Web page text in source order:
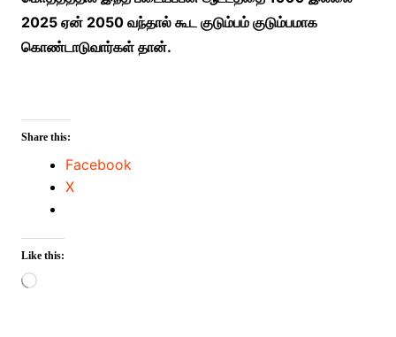
2025 ஏன் 2050 வந்தால் கூட குடும்பம் குடும்பமாக
கொண்டாடுவார்கள் தான்.
Share this:
Facebook
X
Like this:
Loading…